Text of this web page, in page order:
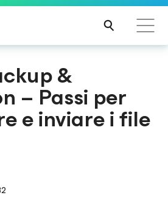
per i clienti interessati
dei contenuti di CrowdStrike
&
– Passi per
e inviare i file